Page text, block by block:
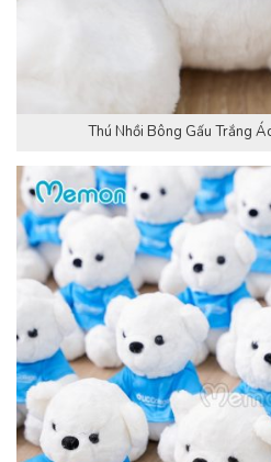
Thú Nhồi Bông Gấu Trắng